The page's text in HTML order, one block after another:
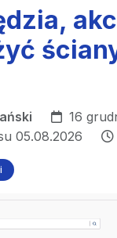
16
05.08.2026